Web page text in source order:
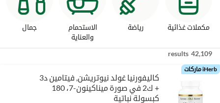
مكملات غذائية رياضة
الاستحمام
والعناية
الشخصية
جمال
42,109 results
iHerb ماركات
كاليفورنيا غولد نيوتريشن‏, فيتامين د3
+ ك2 في صورة ميناكينون-7، 180
كبسولة نباتية